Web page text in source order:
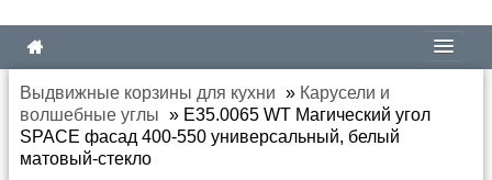
Выдвижные корзины для кухни » Карусели и
волшебные углы » E35.0065 WT Магический угол
SPACE фасад 400-550 универсальный, белый
матовый-стекло